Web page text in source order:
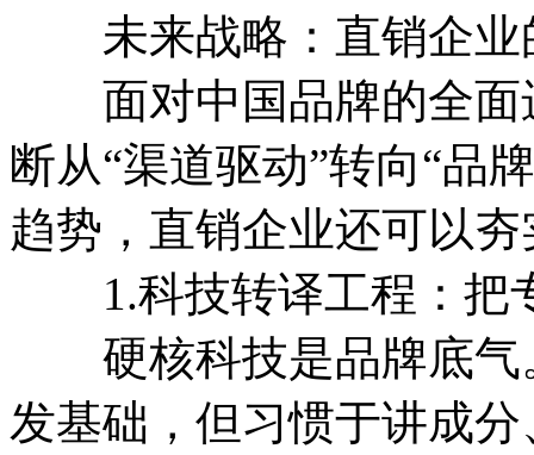
未来战略：直销企业
面对中国品牌的全面
断从“渠道驱动”转向“品
趋势，直销企业还可以
1.科技转译工程：把
硬核科技是品牌底气
发基础，但习惯于讲成